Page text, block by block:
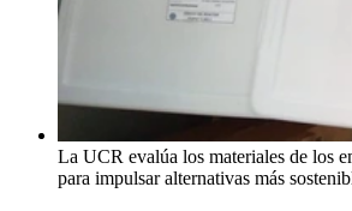
La UCR evalúa los materiales de los
para impulsar alternativas más